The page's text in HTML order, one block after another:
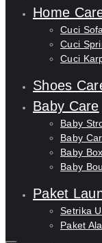
Home
Cuci Sofa
Cuci
Cuci
Shoes
Baby Care
Baby
Baby
Baby Box
Baby
Paket
Setrika
Paket